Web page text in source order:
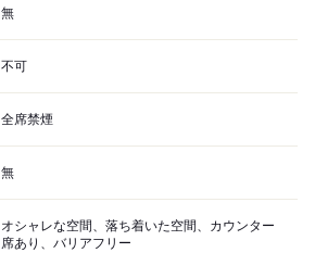
無
不可
全席禁煙
無
オシャレな空間、落ち着いた空間、カウンター
席あり、バリアフリー